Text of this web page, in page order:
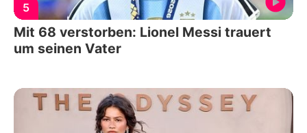
5
Mit 68 verstorben: Lionel Messi trauert
um seinen Vater